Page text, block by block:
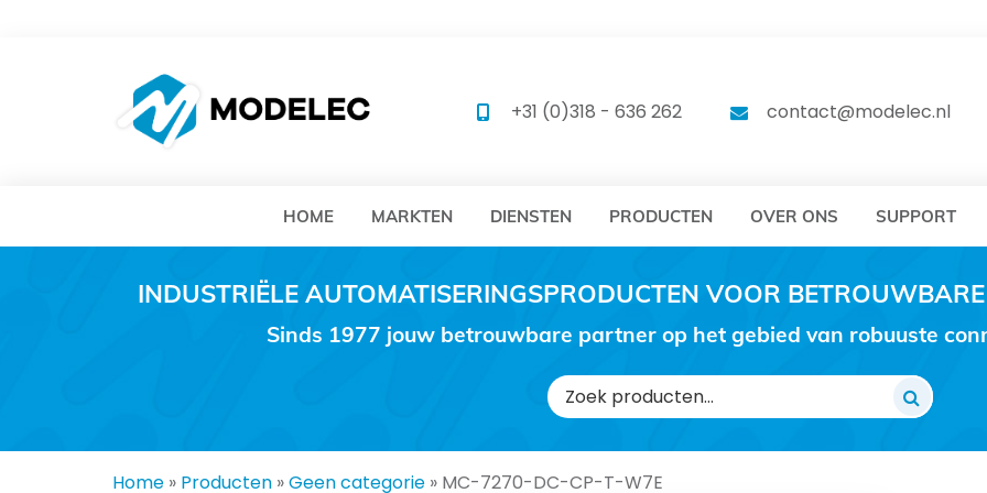
MODELEC MODELEC
+31 (0)318 - 636 262 contact@modelec.nl
HOME MARKTEN DIENSTEN PRODUCTEN OVER ONS SUPPORT
INDUSTRIËLE AUTOMATISERINGSPRODUCTEN VOOR
Sinds 1977 jouw betrouwbare partner op het gebied van robuuste
Zoeken
naar:
Home » Producten »Geen categorie » MC-7270-DC-CP-T-W7E